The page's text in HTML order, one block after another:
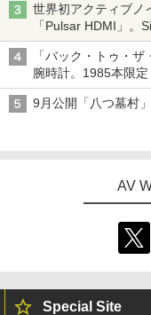
世界初アクティブノ
「Pulsar HDMI」。
「バック・トゥ・
腕時計。1985本限定
9月公開「八つ墓村
AV
Special Site